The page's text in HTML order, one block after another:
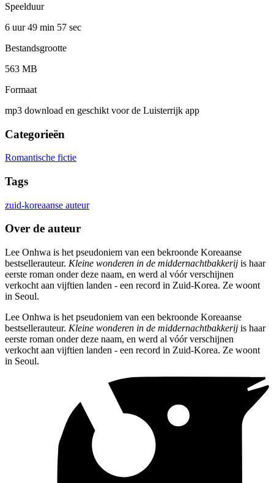
Speelduur
6 uur 49 min 57 sec
Bestandsgrootte
563 MB
Formaat
mp3 download en geschikt voor de Luisterrijk app
Categorieën
Romantische fictie
Tags
zuid-koreaanse auteur
Over de auteur
Lee Onhwa is het pseudoniem van een bekroonde Koreaanse
bestsellerauteur. Kleine wonderen in de middernachtbakkerij is haar
eerste roman onder deze naam, en werd al vóór verschijnen
verkocht aan vijftien landen - een record in Zuid-Korea. Ze woont
in Seoul.
Lee Onhwa is het pseudoniem van een bekroonde Koreaanse
bestsellerauteur. Kleine wonderen in de middernachtbakkerij is haar
eerste roman onder deze naam, en werd al vóór verschijnen
verkocht aan vijftien landen - een record in Zuid-Korea. Ze woont
in Seoul.